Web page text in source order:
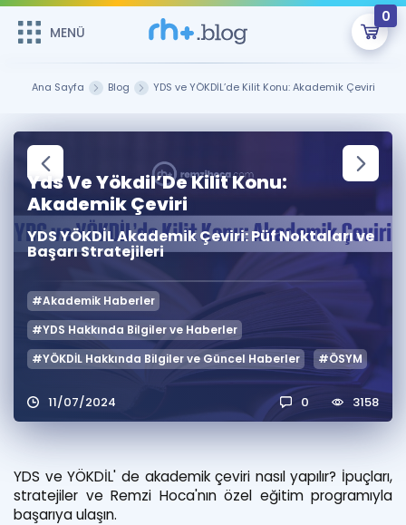
MENÜ
0
Şifremi Hatırlamıyorum
GİRİŞ YAP
ÜYE DEĞİLİM
Sepetin Şu An Boş.
Remzi Hoca ile seni sınava hazırlayacak onlarca eğitim seni
bekliyor!
MENÜ
Çalışma Paketleri
Kitaplar ve Kaynaklar
Katılımcı Görüşleri
Faydalı Araçlar
Ücretsiz Kaynaklar
Puan Hesaplama
ÖSYM Sınav Takvimi
Blog
İngilizce Gramer
Hakkımızda
Kariyer
Soru & Cevap
Ana Sayfa Blog YDS ve YÖKDİL’de Kilit Konu: Akademik Çeviri
Yds Ve Yökdil’De Kilit Konu:
Akademik Çeviri
YDS YÖKDİL Akademik Çeviri: Püf Noktaları ve
Başarı Stratejileri
#Akademik Haberler
#YDS Hakkında Bilgiler ve Haberler
#YÖKDİL Hakkında Bilgiler ve Güncel Haberler
#ÖSYM
11/07/2024 0 3158
YDS ve YÖKDİL' de akademik çeviri nasıl yapılır? İpuçları,
stratejiler ve Remzi Hoca'nın özel eğitim programıyla
başarıya ulaşın.